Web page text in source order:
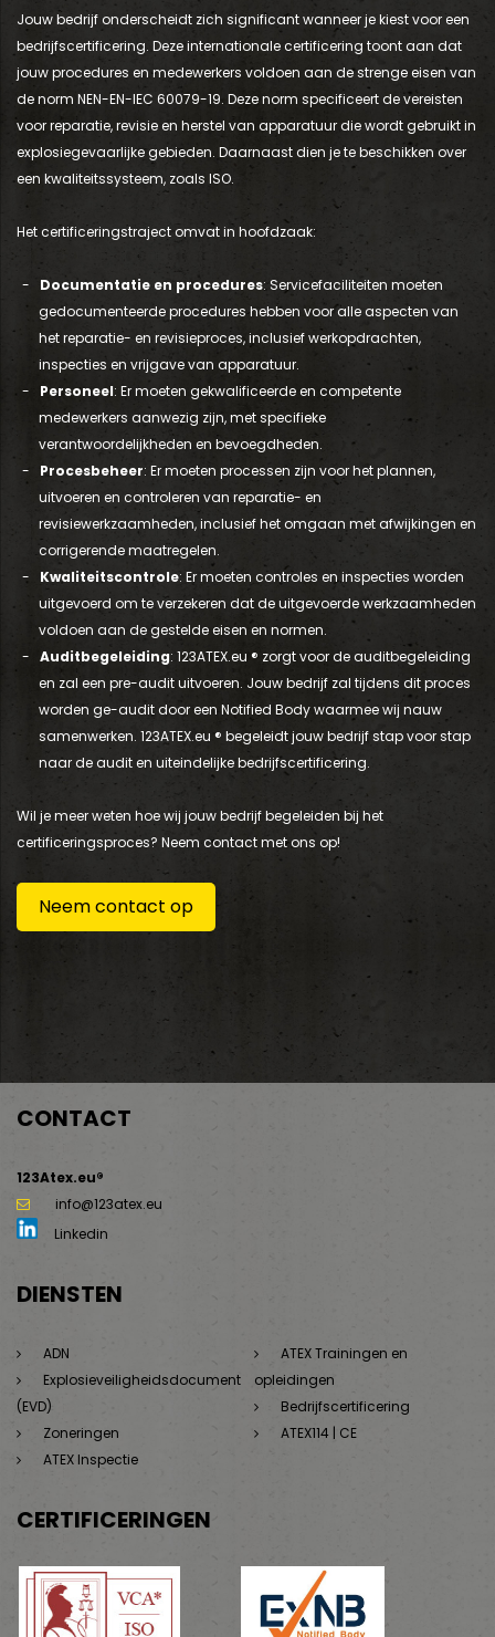
Jouw bedrijf onderscheidt zich significant wanneer je kiest voor een
bedrijfscertificering. Deze internationale certificering toont aan dat
jouw procedures en medewerkers voldoen aan de strenge eisen van
de norm NEN-EN-IEC 60079-19. Deze norm specificeert de vereisten
voor reparatie, revisie en herstel van apparatuur die wordt gebruikt in
explosiegevaarlijke gebieden. Daarnaast dien je te beschikken over
een kwaliteitssysteem, zoals ISO.
Het certificeringstraject omvat in hoofdzaak:
Documentatie en procedures: Servicefaciliteiten moeten
gedocumenteerde procedures hebben voor alle aspecten van
het reparatie- en revisieproces, inclusief werkopdrachten,
inspecties en vrijgave van apparatuur.
Personeel: Er moeten gekwalificeerde en competente
medewerkers aanwezig zijn, met specifieke
verantwoordelijkheden en bevoegdheden.
Procesbeheer: Er moeten processen zijn voor het plannen,
uitvoeren en controleren van reparatie- en
revisiewerkzaamheden, inclusief het omgaan met afwijkingen en
corrigerende maatregelen.
Kwaliteitscontrole: Er moeten controles en inspecties worden
uitgevoerd om te verzekeren dat de uitgevoerde werkzaamheden
voldoen aan de gestelde eisen en normen.
Auditbegeleiding: 123ATEX.eu ® zorgt voor de auditbegeleiding
en zal een pre-audit uitvoeren. Jouw bedrijf zal tijdens dit proces
worden ge-audit door een Notified Body waarmee wij nauw
samenwerken. 123ATEX.eu ® begeleidt jouw bedrijf stap voor stap
naar de audit en uiteindelijke bedrijfscertificering.
Wil je meer weten hoe wij jouw bedrijf begeleiden bij het
certificeringsproces? Neem contact met ons op!
Neem contact op
CONTACT
123Atex.eu®
info@123atex.eu
Linkedin
DIENSTEN
ADN
Explosieveiligheidsdocument
(EVD)
Zoneringen
ATEX Inspectie
ATEX Trainingen en
opleidingen
Bedrijfscertificering
ATEX114 | CE
CERTIFICERINGEN